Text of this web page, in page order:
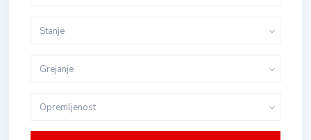
Stanje
Grejanje
Opremljenost